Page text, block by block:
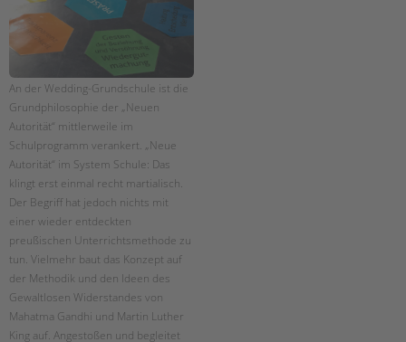
Impressum
Datenschutz
Hinweisgebersystem
Intranet
An der Wedding-Grundschule ist die
Grundphilosophie der „Neuen
Autorität“ mittlerweile im
Schulprogramm verankert. „Neue
Autorität“ im System Schule: Das
klingt erst einmal recht martialisch.
Der Begriff hat jedoch nichts mit
einer wieder entdeckten
preußischen Unterrichtsmethode zu
tun. Vielmehr baut das Konzept auf
der Methodik und den Ideen des
Gewaltlosen Widerstandes von
Mahatma Gandhi und Martin Luther
King auf. Angestoßen und begleitet